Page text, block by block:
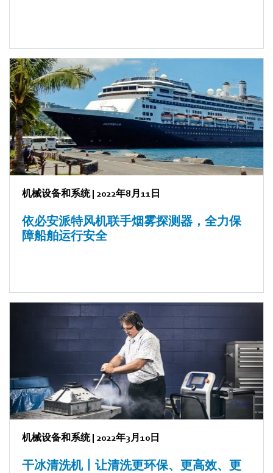
机械设备和系统| 2022年8月11日
依必安派特风机联手烟雾探测器，全力保
障船舶运行安全
机械设备和系统| 2022年3月10日
干冰清洗机丨让清洗更环保、更高效、更